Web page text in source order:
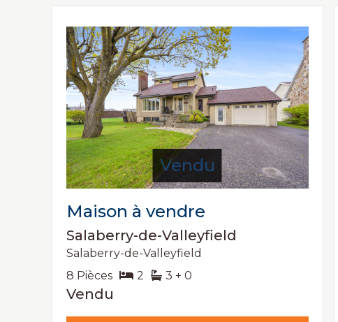
Vendu
Maison à vendre
Salaberry-de-Valleyfield
Salaberry-de-Valleyfield
8 Pièces
2 3 + 0
Vendu